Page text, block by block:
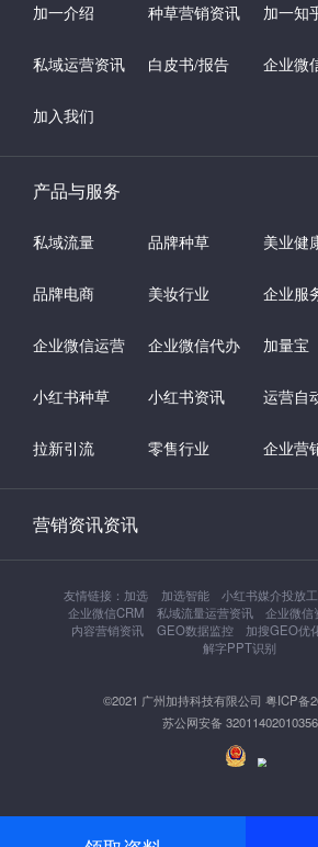
加一介绍 种草营销资讯 加一知
私域运营资讯 白皮书/报告 企业微
加入我们
产品与服务
私域流量 品牌种草 美业健
品牌电商 美妆行业 企业服
企业微信运营 企业微信代办 加量宝
小红书种草 小红书资讯 运营自
拉新引流 零售行业 企业营
营销资讯资讯
友情链接： 加选 加选智能 小红书媒介投放
企业微信CRM
私域流量运营资讯 企业微信
内容营销资讯
GEO数据监控 加搜GEO优
解字PPT识别
©2021 广州加持科技有限公司 粤ICP备
苏公网安备